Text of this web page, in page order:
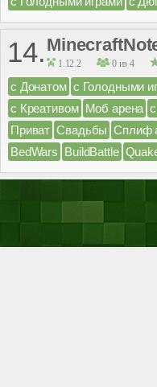
14. 1.12.2 0 из 4
с Донатом с Голодными
с Креативом Моб арена
Приват Свадьбы Сплиф
BedWars BuildBattle